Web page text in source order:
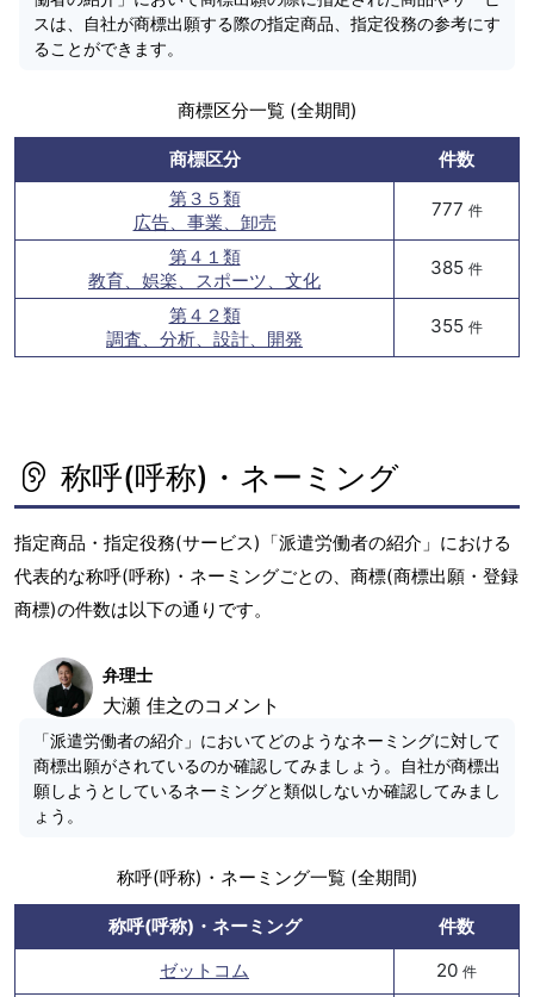
スは、自社が商標出願する際の指定商品、指定役務の参考にす
ることができます。
商標区分一覧 (全期間)
商標区分
件数
第３５類
広告、事業、卸売
777 件
第４１類
教育、娯楽、スポーツ、文化
385 件
第４２類
調査、分析、設計、開発
355 件
称呼(呼称)・ネーミング
指定商品・指定役務(サービス)「派遣労働者の紹介」における
代表的な称呼(呼称)・ネーミングごとの、商標(商標出願・登録
商標)の件数は以下の通りです。
弁理士
大瀬 佳之のコメント
「派遣労働者の紹介」においてどのようなネーミングに対して
商標出願がされているのか確認してみましょう。自社が商標出
願しようとしているネーミングと類似しないか確認してみまし
ょう。
称呼(呼称)・ネーミング一覧 (全期間)
称呼(呼称)・ネーミング
件数
ゼットコム
20 件